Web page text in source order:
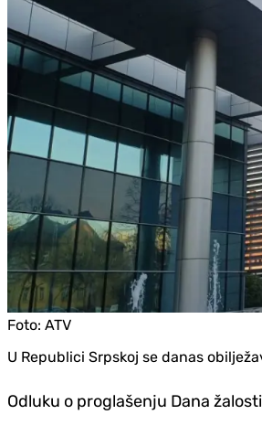
Foto: ATV
U Republici Srpskoj se danas
Odluku o proglašenju Dana